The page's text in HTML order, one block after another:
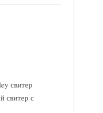
свитер
свитер с